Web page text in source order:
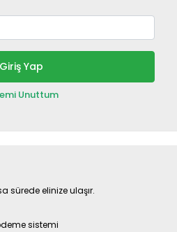
Giriş Yap
Unuttum
sürede elinize ulaşır.
sistemi